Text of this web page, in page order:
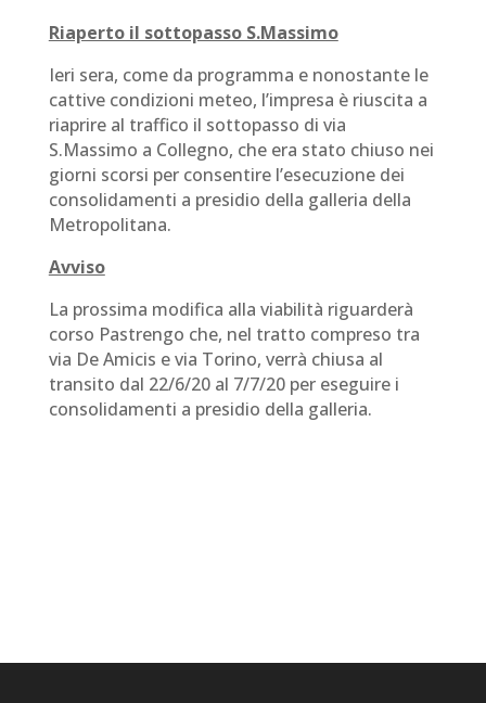
Riaperto il sottopasso S.Massimo
Ieri sera, come da programma e nonostante le
cattive condizioni meteo, l’impresa è riuscita a
riaprire al traffico il sottopasso di via
S.Massimo a Collegno, che era stato chiuso nei
giorni scorsi per consentire l’esecuzione dei
consolidamenti a presidio della galleria della
Metropolitana.
Avviso
La prossima modifica alla viabilità riguarderà
corso Pastrengo che, nel tratto compreso tra
via De Amicis e via Torino, verrà chiusa al
transito dal 22/6/20 al 7/7/20 per eseguire i
consolidamenti a presidio della galleria.